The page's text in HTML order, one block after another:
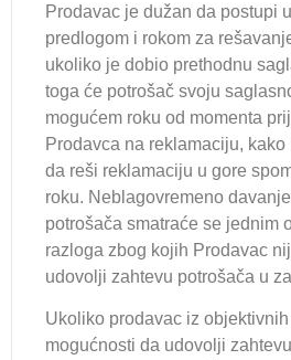
Prodavac je dužan da postupi
predlogom i rokom za
ukoliko je dobio prethodnu
toga će potrošač svoju
mogućem roku od momenta
Prodavca na reklamaciju,
da reši reklamaciju u gore
roku. Neblagovremeno
potrošača smatraće se jednim
razloga zbog kojih Prodavac
udovolji zahtevu potrošača u
Ukoliko prodavac iz
mogućnosti da udovolji